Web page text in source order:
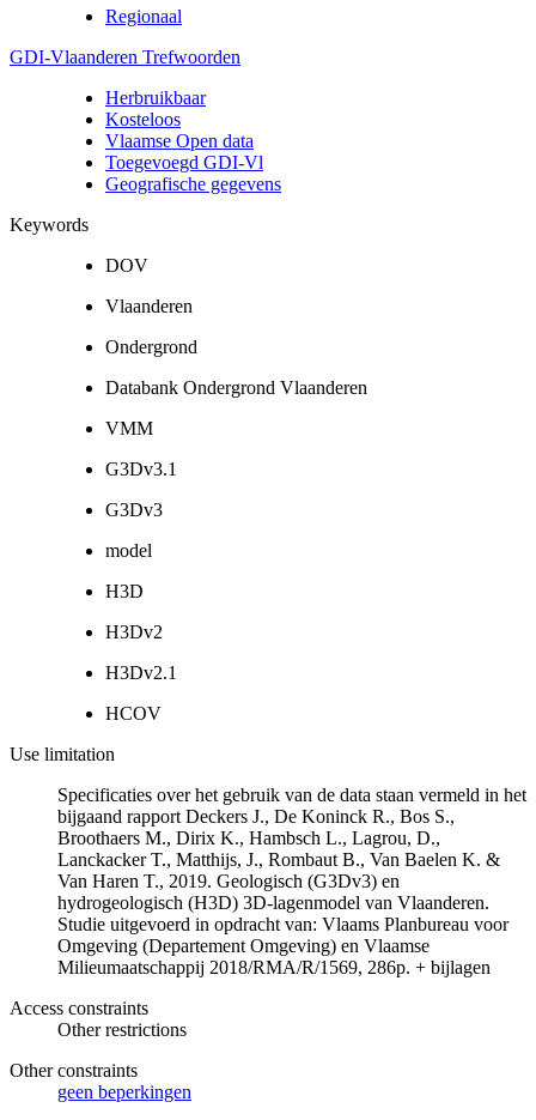
Regionaal
GDI-Vlaanderen Trefwoorden
Herbruikbaar
Kosteloos
Vlaamse Open data
Toegevoegd GDI-Vl
Geografische gegevens
Keywords
DOV
Vlaanderen
Ondergrond
Databank Ondergrond Vlaanderen
VMM
G3Dv3.1
G3Dv3
model
H3D
H3Dv2
H3Dv2.1
HCOV
Use limitation
Specificaties over het gebruik van de data staan vermeld in het
bijgaand rapport Deckers J., De Koninck R., Bos S.,
Broothaers M., Dirix K., Hambsch L., Lagrou, D.,
Lanckacker T., Matthijs, J., Rombaut B., Van Baelen K. &
Van Haren T., 2019. Geologisch (G3Dv3) en
hydrogeologisch (H3D) 3D-lagenmodel van Vlaanderen.
Studie uitgevoerd in opdracht van: Vlaams Planbureau voor
Omgeving (Departement Omgeving) en Vlaamse
Milieumaatschappij 2018/RMA/R/1569, 286p. + bijlagen
Access constraints
Other restrictions
Other constraints
geen beperkingen